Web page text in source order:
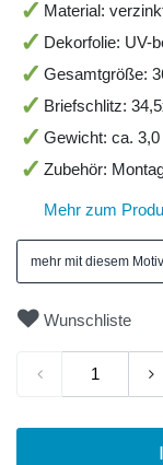
Material:
Dekorfolie: UV-
Gesamtgröße:
Briefschlitz:
Gewicht: ca. 3,0
Zubehör:
Mehr zum
mehr mit diesem Motiv
Wunschliste